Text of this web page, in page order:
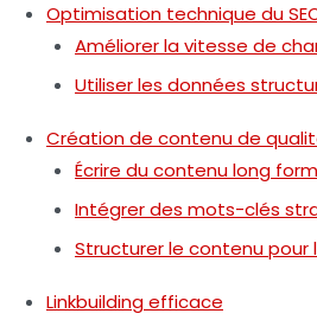
Optimisation technique du
Améliorer la vitesse de
Utiliser les données
Création de contenu de
Écrire du contenu long
Intégrer des mots-clés
Structurer le contenu pour
Linkbuilding efficace